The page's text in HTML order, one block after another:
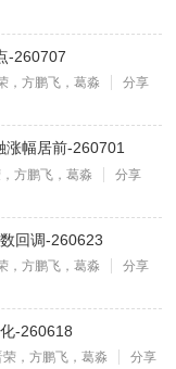
-260707
，方鹏飞，葛淼
分享
涨幅居前-260701
方鹏飞，葛淼
分享
回调-260623
，方鹏飞，葛淼
分享
-260618
，方鹏飞，葛淼
分享